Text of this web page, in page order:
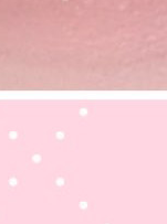
カラコン
箱2枚)、乱視用カラコ
視用カラコン、韓国乱
視用カラーコンタク
用カラコン